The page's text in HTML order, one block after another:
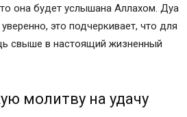
она будет услышана Аллахом. Дуа
это подчеркивает, что для
свыше в настоящий жизненный
молитву на удачу